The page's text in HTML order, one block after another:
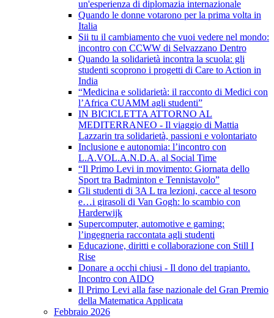
un'esperienza di diplomazia internazionale
Quando le donne votarono per la prima volta in
Italia
Sii tu il cambiamento che vuoi vedere nel mondo:
incontro con CCWW di Selvazzano Dentro
Quando la solidarietà incontra la scuola: gli
studenti scoprono i progetti di Care to Action in
India
“Medicina e solidarietà: il racconto di Medici con
l’Africa CUAMM agli studenti”
IN BICICLETTA ATTORNO AL
MEDITERRANEO - Il viaggio di Mattia
Lazzarin tra solidarietà, passioni e volontariato
Inclusione e autonomia: l’incontro con
L.A.VOL.A.N.D.A. al Social Time
“Il Primo Levi in movimento: Giornata dello
Sport tra Badminton e Tennistavolo”
Gli studenti di 3A L tra lezioni, cacce al tesoro
e…i girasoli di Van Gogh: lo scambio con
Harderwijk
Supercomputer, automotive e gaming:
l’ingegneria raccontata agli studenti
Educazione, diritti e collaborazione con Still I
Rise
Donare a occhi chiusi - Il dono del trapianto.
Incontro con AIDO
Il Primo Levi alla fase nazionale del Gran Premio
della Matematica Applicata
Febbraio 2026